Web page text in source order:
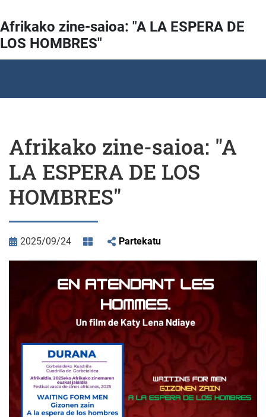
Afrikako zine-saioa: "A LA ESPERA DE
LOS HOMBRES"
Afrikako zine-saioa: "A
LA ESPERA DE LOS
HOMBRES"
2025/09/24 Partekatu